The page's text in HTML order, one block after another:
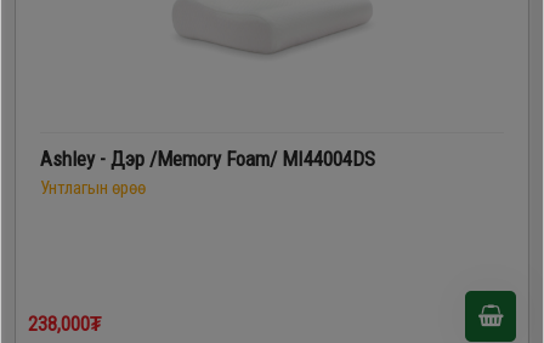
Ashley - Дэр /Memory Foam/ MI44004DS
Унтлагын өрөө
238,000₮